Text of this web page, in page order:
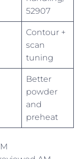
52907
Contour +
scan
tuning
Better
powder
and
preheat